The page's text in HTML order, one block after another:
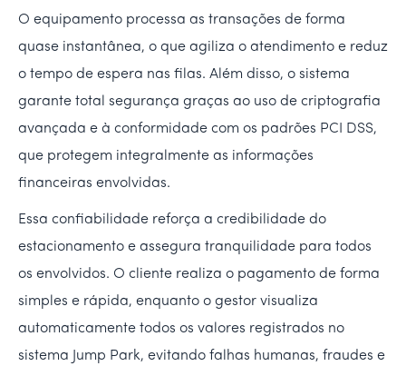
O equipamento processa as transações de forma
quase instantânea, o que agiliza o atendimento e reduz
o tempo de espera nas filas. Além disso, o sistema
garante total segurança graças ao uso de criptografia
avançada e à conformidade com os padrões PCI DSS,
que protegem integralmente as informações
financeiras envolvidas.
Essa confiabilidade reforça a credibilidade do
estacionamento e assegura tranquilidade para todos
os envolvidos. O cliente realiza o pagamento de forma
simples e rápida, enquanto o gestor visualiza
automaticamente todos os valores registrados no
sistema Jump Park, evitando falhas humanas, fraudes e